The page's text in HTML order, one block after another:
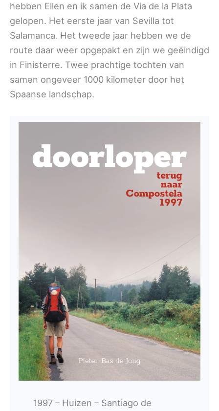
hebben Ellen en ik samen de Via de la Plata
gelopen. Het eerste jaar van Sevilla tot
Salamanca. Het tweede jaar hebben we de
route daar weer opgepakt en zijn we geëindigd
in Finisterre. Twee prachtige tochten van
samen ongeveer 1000 kilometer door het
Spaanse landschap.
1997 – Huizen – Santiago de